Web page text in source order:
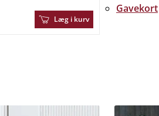
Gavekort
Læg i kurv